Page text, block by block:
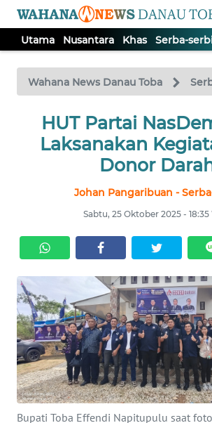
Utama Nusantara Khas Serba-
Wahana News Danau Toba
HUT Partai
Laksanakan
Donor
Johan Pangaribuan -
Sabtu, 25 Oktober 2025 -
Bupati Toba Effendi Napitupulu saat
TV
Tutup
UTAMA
SERBA-
SERBI
OPINI
Informasi
INDEKS
BERITA
KONTAK